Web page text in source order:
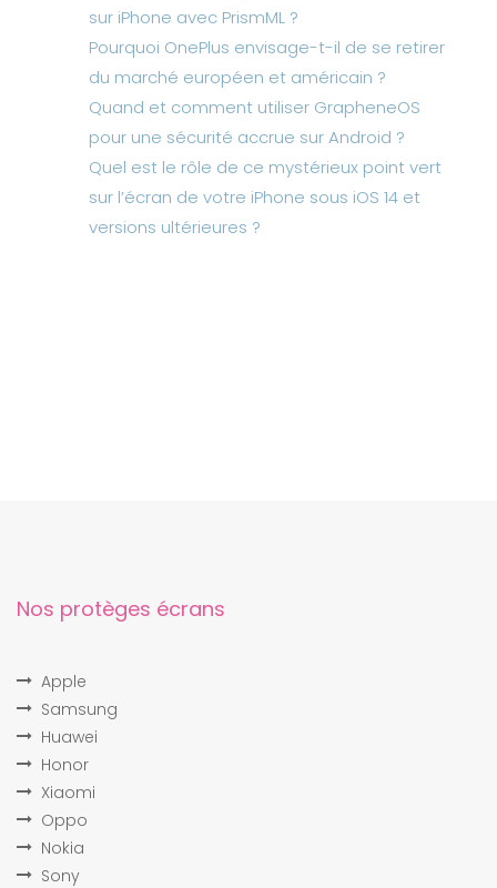
sur iPhone avec PrismML ?
Pourquoi OnePlus envisage-t-il de se retirer
du marché européen et américain ?
Quand et comment utiliser GrapheneOS
pour une sécurité accrue sur Android ?
Quel est le rôle de ce mystérieux point vert
sur l’écran de votre iPhone sous iOS 14 et
versions ultérieures ?
Nos protèges écrans
Apple
Samsung
Huawei
Honor
Xiaomi
Oppo
Nokia
Sony